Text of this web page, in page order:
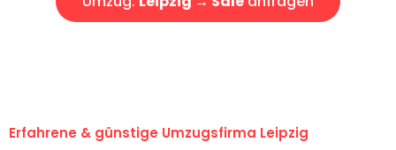
Erfahrene & günstige Umzugsfirma Leipzig